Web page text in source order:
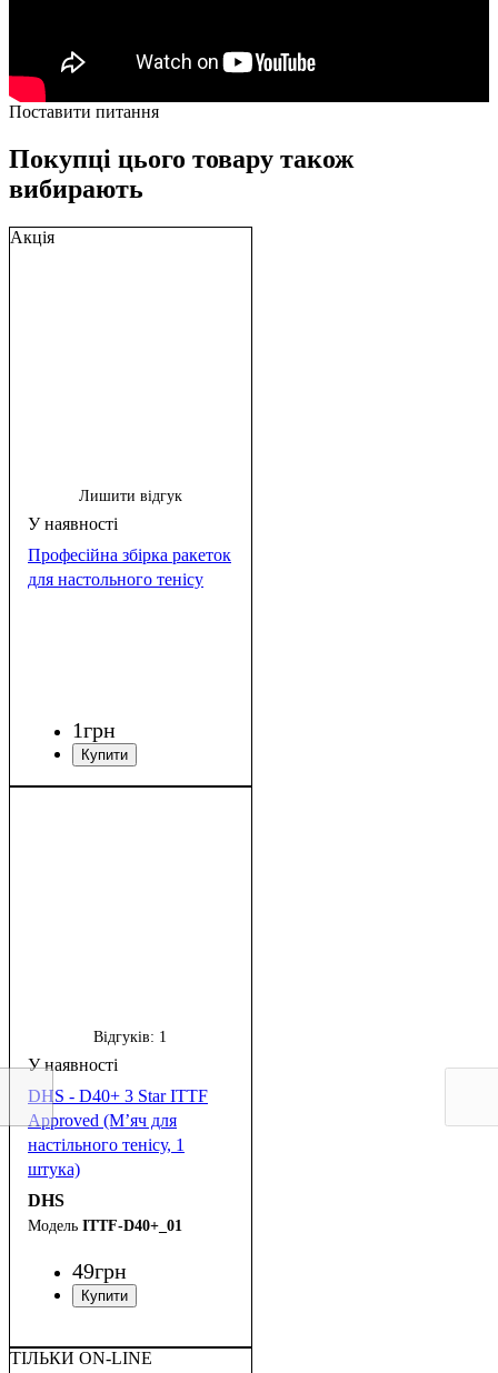
Поставити питання
Покупці цього товару також
вибирають
Акція
Лишити відгук
Професійна збірка ракеток
для настольного тенісу
1грн
Відгуків: 1
DHS - D40+ 3 Star ITTF
Approved (М’яч для
настільного тенісу, 1
штука)
DHS
ITTF-D40+_01
49грн
ТІЛЬКИ ON-LINE